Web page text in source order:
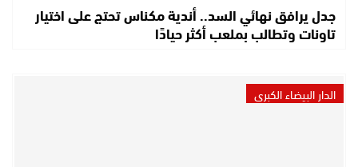
جدل يرافق نهائي السد.. أندية مكناس تحتج على اختيار
تاونات وتطالب بملعب أكثر حيادًا
الدار البيضاء الكبرى